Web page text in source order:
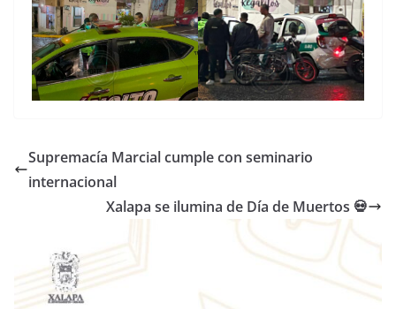
Supremacía Marcial cumple con seminario
internacional
Xalapa se ilumina de Día de Muertos 💀